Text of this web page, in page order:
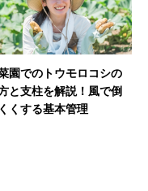
園でのトウモロコシの
と支柱を解説！風で倒
くする基本管理